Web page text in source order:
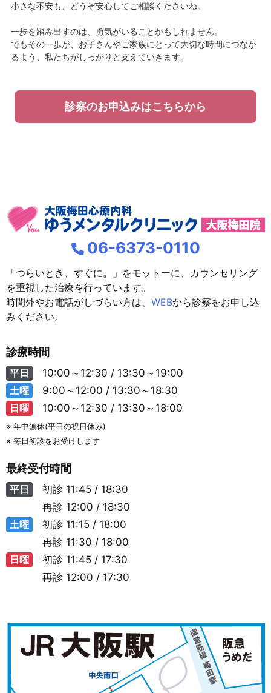
小さな不安も、どうぞ安心してご相談くださいね。
一歩を踏み出すのは、勇気がいることかもしれません。
でもその一歩が、お子さんやご家族にとって大切な時間につなが
るよう、私たちがしっかりと支えていきます。
診察のお申込みはこちらから
06-6373-0110
「つらいとき、すぐに。」をモットーに、カウンセリング
を重視した治療を行っています。
時間外やお電話がしづらい方は、 WEBから診察をお申し込
みください。
診療時間
平日
10:00～12:30 / 13:30～19:00
土曜
9:00～12:00 / 13:30～18:30
日曜
10:00～12:30 / 13:30～18:00
※ 年中無休(平日の祝日休み)
※ 毎日初診をお受けします
最終受付時間
平日 初診 11:45 / 18:30
再診 12:00 / 18:30
土曜
初診 11:15 / 18:00
再診 11:30 / 18:00
日曜
初診 11:45 / 17:30
再診 12:00 / 17:30